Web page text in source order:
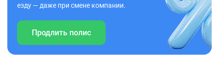
езду — даже при смене компании.
Продлить полис